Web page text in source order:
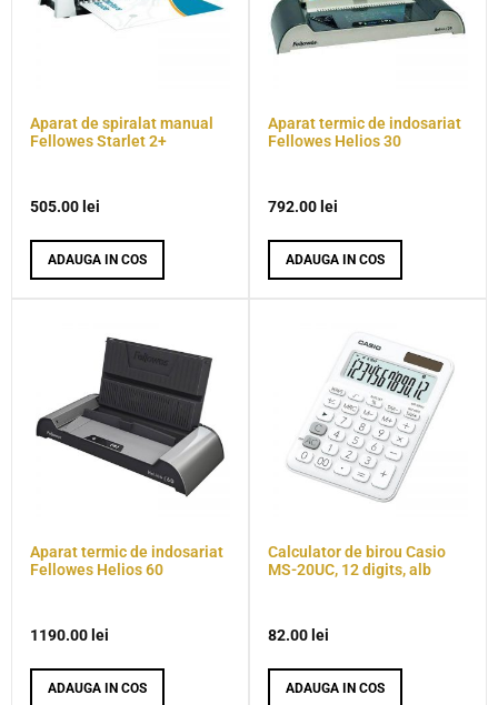
Aparat de spiralat manual
Fellowes Starlet 2+
505.00 lei
ADAUGA IN COS
Aparat termic de indosariat
Fellowes Helios 30
792.00 lei
ADAUGA IN COS
Aparat termic de indosariat
Fellowes Helios 60
1190.00 lei
ADAUGA IN COS
Calculator de birou Casio
MS-20UC, 12 digits, alb
82.00 lei
ADAUGA IN COS